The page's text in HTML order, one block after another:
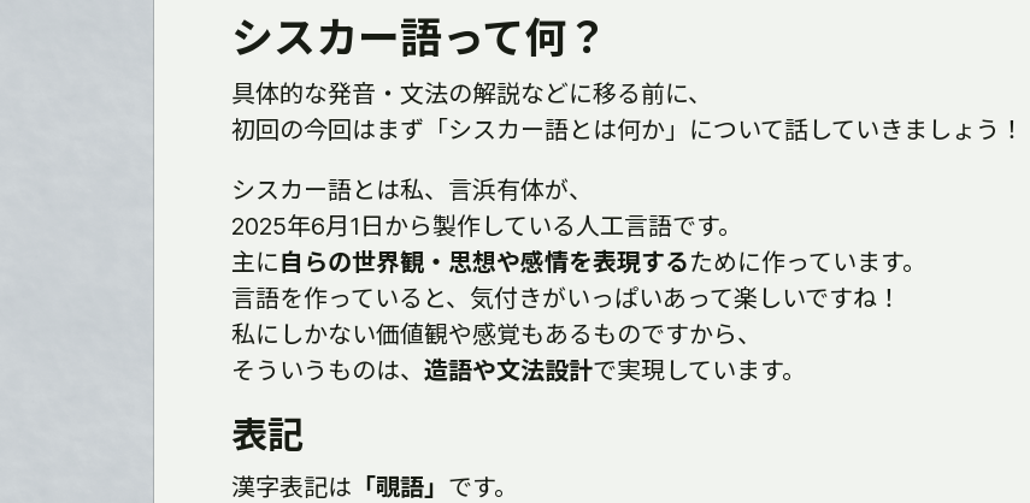
シスカー語って何？
具体的な発音・文法の解説などに移る前に、
初回の今回はまず「シスカー語とは何か」について話していきましょう！
シスカー語とは私、言浜有体が、
2025年6月1日から製作している人工言語です。
主に自らの世界観・思想や感情を表現するために作っています。
言語を作っていると、気付きがいっぱいあって楽しいですね！
私にしかない価値観や感覚もあるものですから、
そういうものは、 造語や文法設計で実現しています。
表記
漢字表記は 「覗語」 です。